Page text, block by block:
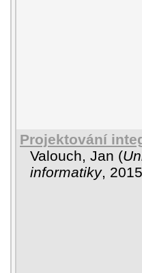
Projektování
Valouch, Jan (
informatiky, 2015